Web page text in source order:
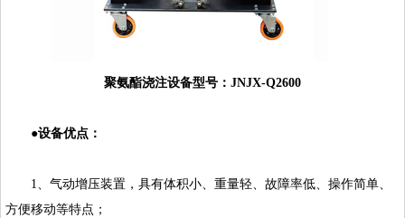
聚氨酯浇注设备型号：JNJX-Q2600
●设备优点：
1、气动增压装置，具有体积小、重量轻、故障率低、操作简单、
方便移动等特点；